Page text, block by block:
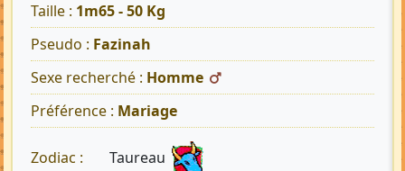
Taille : 1m65 - 50 Kg
Pseudo : Fazinah
Sexe recherché : Homme
Préférence : Mariage
Zodiac : Taureau